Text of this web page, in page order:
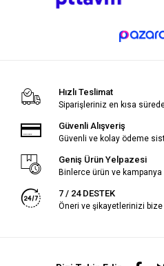
Hızlı Teslimat
Siparişleriniz en kısa
Güvenli Alışveriş
Güvenli ve kolay ödeme
Geniş Ürün Yelpazesi
Binlerce ürün ve
7 / 24 DESTEK
Öneri ve şikayetlerinizi